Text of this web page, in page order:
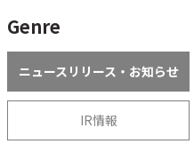
Genre
ニュースリリース・お知らせ
IR情報